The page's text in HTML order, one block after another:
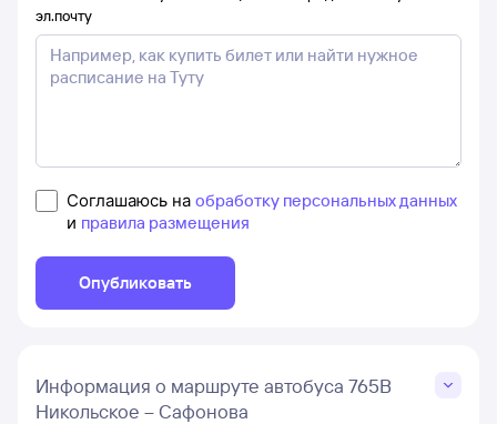
эл.почту
Соглашаюсь на обработку персональных данных
и правила размещения
Опубликовать
Информация о маршруте автобуса 765В
Никольское – Сафонова